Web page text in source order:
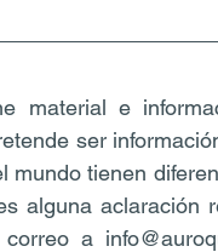
material e
ser
mundo tienen
alguna aclaración
a